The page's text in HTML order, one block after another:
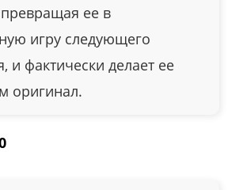
ее в
игру следующего
и фактически делает ее
оригинал.